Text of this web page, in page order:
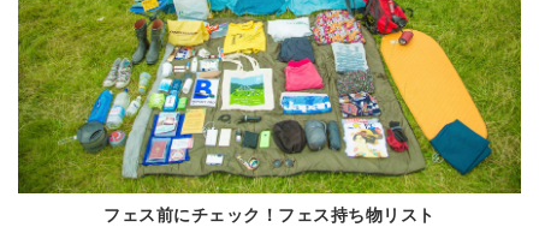
フェス前にチェック！フェス持ち物リスト